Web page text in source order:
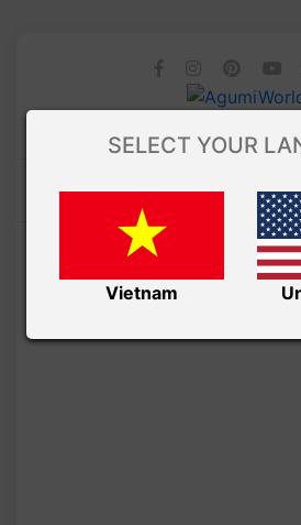
SELECT YOUR
Vietnam